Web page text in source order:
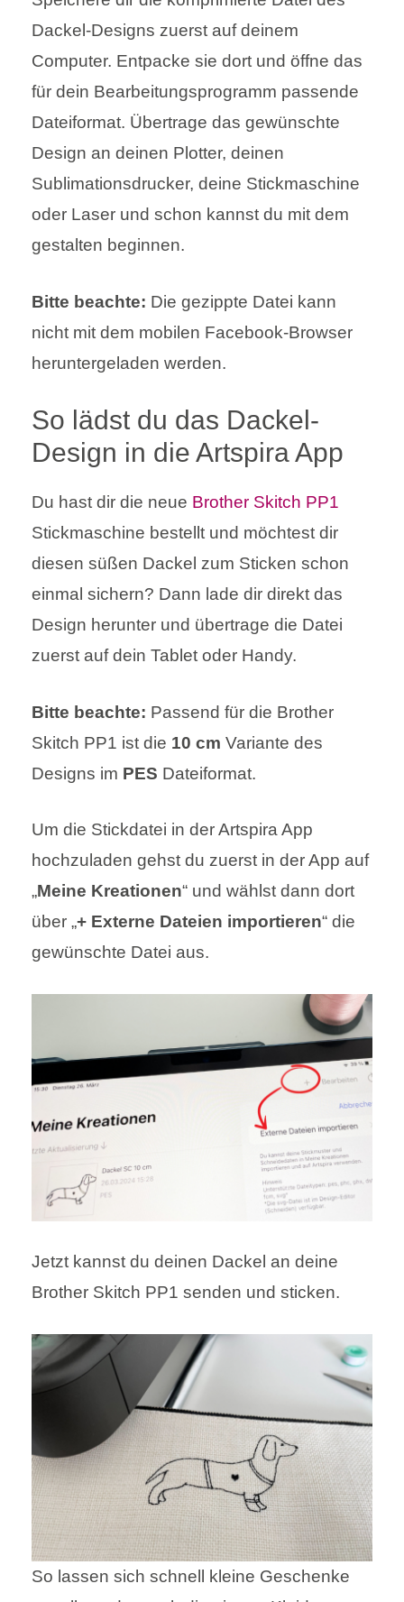
Dackel-Designs zuerst auf deinem
Computer. Entpacke sie dort und öffne das
für dein Bearbeitungsprogramm passende
Dateiformat. Übertrage das gewünschte
Design an deinen Plotter, deinen
Sublimationsdrucker, deine Stickmaschine
oder Laser und schon kannst du mit dem
gestalten beginnen.
Bitte beachte: Die gezippte Datei kann
nicht mit dem mobilen Facebook-Browser
heruntergeladen werden.
So lädst du das Dackel-
Design in die Artspira App
Du hast dir die neue Brother Skitch PP1
Stickmaschine bestellt und möchtest dir
diesen süßen Dackel zum Sticken schon
einmal sichern? Dann lade dir direkt das
Design herunter und übertrage die Datei
zuerst auf dein Tablet oder Handy.
Bitte beachte: Passend für die Brother
Skitch PP1 ist die 10 cm Variante des
Designs im PES Dateiformat.
Um die Stickdatei in der Artspira App
hochzuladen gehst du zuerst in der App auf
„Meine Kreationen“ und wählst dann dort
über „+ Externe Dateien importieren“ die
gewünschte Datei aus.
Jetzt kannst du deinen Dackel an deine
Brother Skitch PP1 senden und sticken.
So lassen sich schnell kleine Geschenke